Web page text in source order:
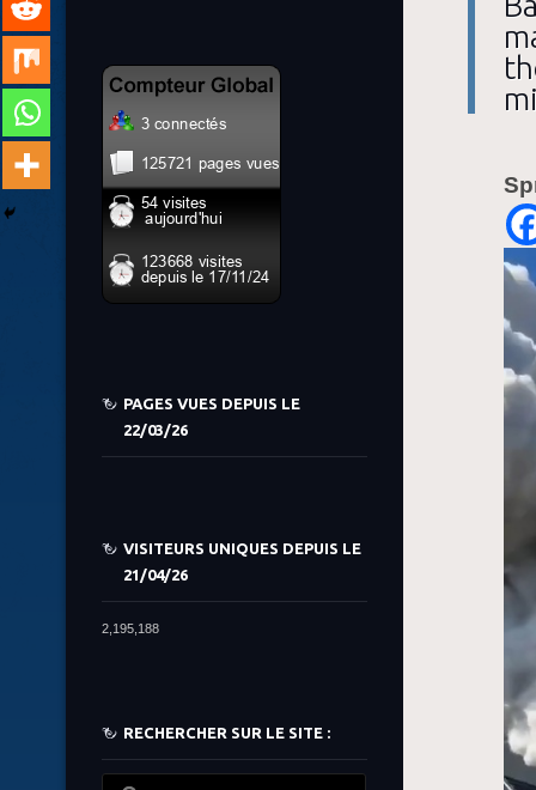
PAGES VUES DEPUIS LE
22/03/26
VISITEURS UNIQUES DEPUIS LE
21/04/26
2,195,188
RECHERCHER SUR LE SITE :